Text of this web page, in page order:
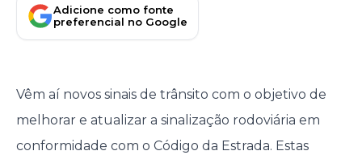
Adicione como fonte
preferencial no Google
Vêm aí novos sinais de trânsito com o objetivo de
melhorar e atualizar a sinalização rodoviária em
conformidade com o Código da Estrada. Estas